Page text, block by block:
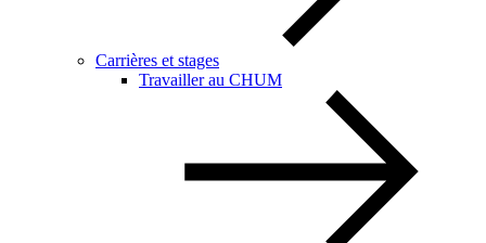
Carrières et stages
Travailler au CHUM